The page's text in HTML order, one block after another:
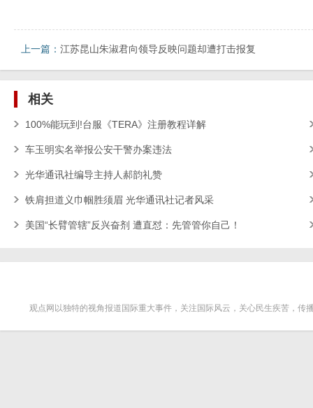
上一篇： 江苏昆山朱淑君向领导反映问题却遭打击报复
相关
100%能玩到!台服《TERA》注册教程详解
车玉明实名举报公安干警办案违法
光华通讯社编导主持人郝韵礼赞
铁肩担道义巾帼胜须眉 光华通讯社记者风采
美国“长臂管辖”反兴奋剂 遭直怼：先管管你自己！
观点网以独特的视角报道国际重大事件，关注国际风云，关心民生疾苦，